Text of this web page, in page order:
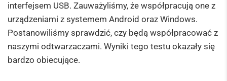
interfejsem USB. Zauważyliśmy, że współpracują one z
urządzeniami z systemem Android oraz Windows.
Postanowiliśmy sprawdzić, czy będą współpracować z
naszymi odtwarzaczami. Wyniki tego testu okazały się
bardzo obiecujące.